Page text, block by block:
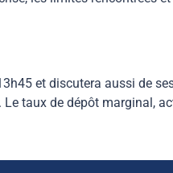
et discutera aussi de
taux de dépôt marginal,